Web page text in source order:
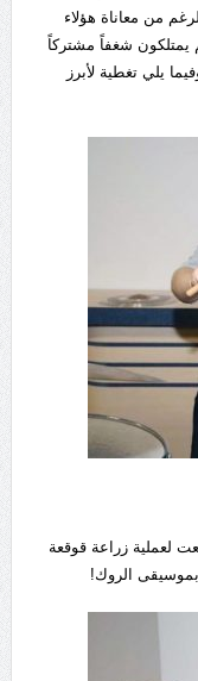
من معاناة هؤلاء
يمتلكون شغفاً مشتركاً
يلي تغطية لأبرز
بولندا خضعت لعملية زراعة قوقعة
الروك!